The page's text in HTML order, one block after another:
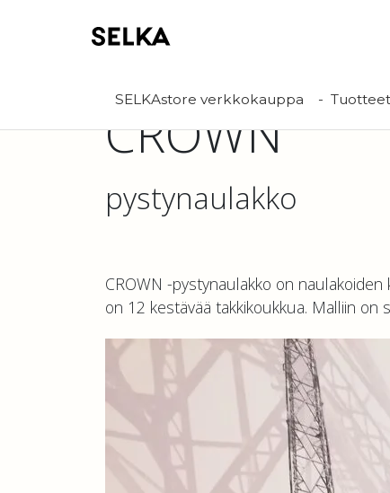
SELKAstore verkkokauppa Tuotteet
CROWN
pystynaulakko
CROWN -pystynaulakko on
on 12 kestävää takkikoukkua. Malliin on